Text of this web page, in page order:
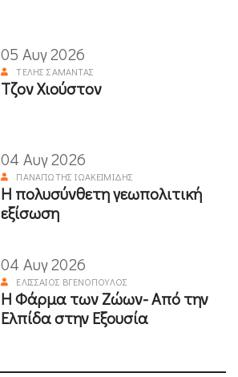
05 Αυγ 2026
ΤΈΛΗΣ ΣΑΜΑΝΤΆΣ
Τζον Χιούστον
04 Αυγ 2026
ΠΑΝΑΓΙΏΤΗΣ ΙΩΑΚΕΙΜΊΔΗΣ
Η πολυσύνθετη γεωπολιτική
εξίσωση
04 Αυγ 2026
ΕΛΙΣΣΑΊΟΣ ΒΓΕΝΌΠΟΥΛΟΣ
Η Φάρμα των Ζώων- Από την
Ελπίδα στην Εξουσία